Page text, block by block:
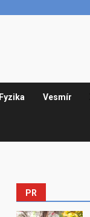
Fyzika Vesmír
PR